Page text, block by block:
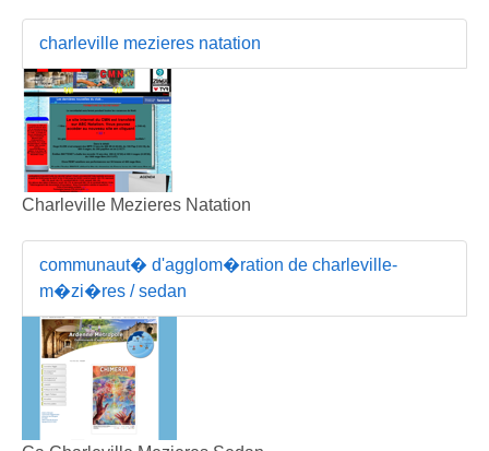
charleville mezieres natation
Charleville Mezieres Natation
communaut� d'agglom�ration de charleville-
m�zi�res / sedan